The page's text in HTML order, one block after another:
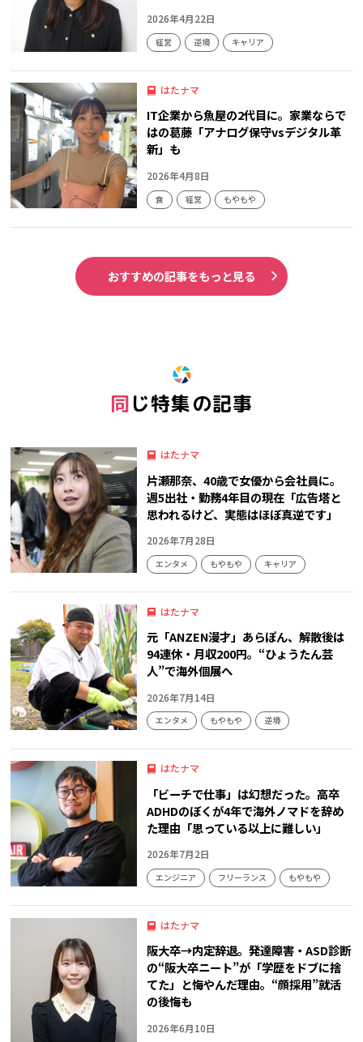
2026年4月22日
経営 逆境 キャリア
はたナマ
IT企業から魚屋の2代目に。家業ならで
はの葛藤「アナログ保守vsデジタル革
新」も
2026年4月8日
食 経営 もやもや
おすすめの記事をもっと見る
同じ特集の記事
はたナマ
片瀬那奈、40歳で女優から会社員に。
週5出社・勤務4年目の現在「広告塔と
思われるけど、実態はほぼ真逆です」
2026年7月28日
エンタメ もやもや キャリア
はたナマ
元「ANZEN漫才」あらぽん、解散後は
94連休・月収200円。“ひょうたん芸
人”で海外個展へ
2026年7月14日
エンタメ もやもや 逆境
はたナマ
「ビーチで仕事」は幻想だった。高卒
ADHDのぼくが4年で海外ノマドを辞め
た理由「思っている以上に難しい」
2026年7月2日
エンジニア フリーランス もやもや
はたナマ
阪大卒→内定辞退。発達障害・ASD診断
の“阪大卒ニート”が「学歴をドブに捨
てた」と悔やんだ理由。“顔採用”就活
の後悔も
2026年6月10日